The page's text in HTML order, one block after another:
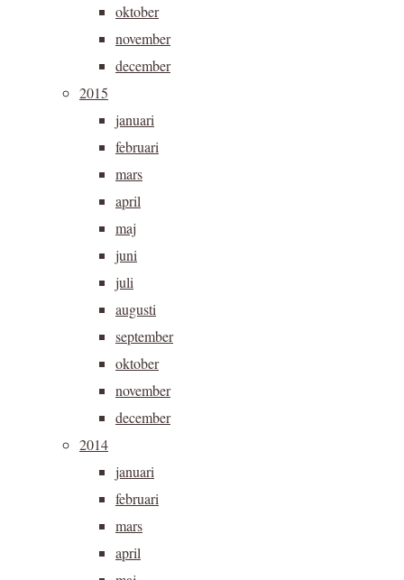
oktober
november
december
2015
januari
februari
mars
april
maj
juni
juli
augusti
september
oktober
november
december
2014
januari
februari
mars
april